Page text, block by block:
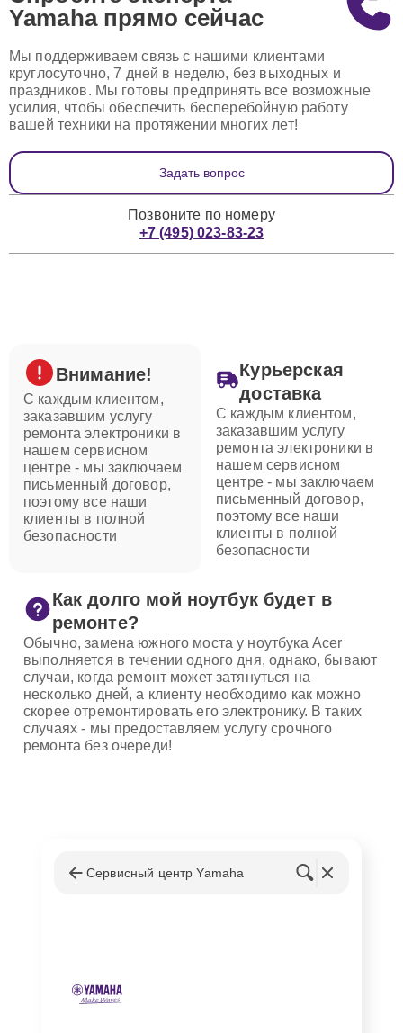
Yamaha прямо сейчас
Мы поддерживаем связь с нашими клиентами
круглосуточно, 7 дней в неделю, без выходных и
праздников. Мы готовы предпринять все возможные
усилия, чтобы обеспечить бесперебойную работу
вашей техники на протяжении многих лет!
Задать вопрос
Позвоните по номеру
+7 (495) 023-83-23
Внимание!
С каждым клиентом,
заказавшим услугу
ремонта электроники в
нашем сервисном
центре - мы заключаем
письменный договор,
поэтому все наши
клиенты в полной
безопасности
Курьерская
доставка
С каждым клиентом,
заказавшим услугу
ремонта электроники в
нашем сервисном
центре - мы заключаем
письменный договор,
поэтому все наши
клиенты в полной
безопасности
Как долго мой ноутбук будет в
ремонте?
Обычно, замена южного моста у ноутбука Acer
выполняется в течении одного дня, однако, бывают
случаи, когда ремонт может затянуться на
несколько дней, а клиенту необходимо как можно
скорее отремонтировать его электронику. В таких
случаях - мы предоставляем услугу срочного
ремонта без очереди!
Сервисный центр Yamaha